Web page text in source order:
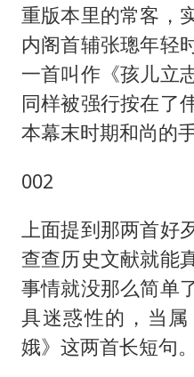
重版本里的常客，
内阁首辅张璁年轻
一首叫作《孩儿立
同样被强行按在了
本幕末时期和尚的手
002
上面提到那两首好
查查历史文献就能
事情就没那么简单
具迷惑性的，当
娥》这两首长短句。